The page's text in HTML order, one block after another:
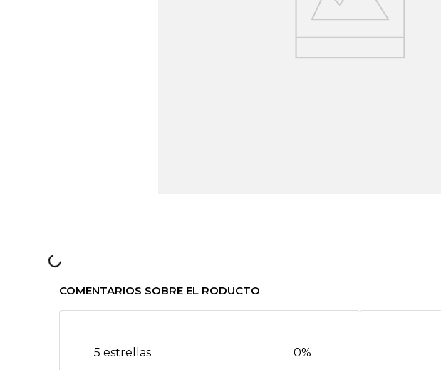
COMENTARIOS SOBRE EL RODUCTO
5 estrellas 0%